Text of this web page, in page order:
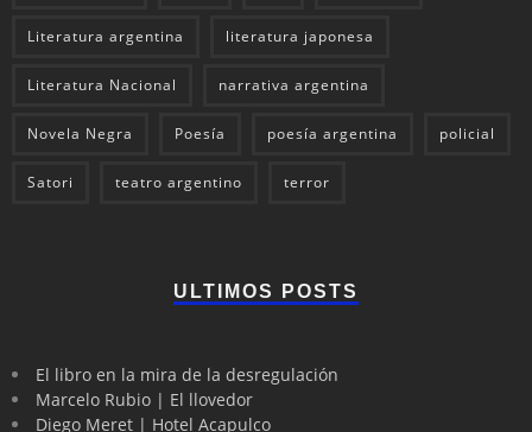
Literatura argentina literatura japonesa
Literatura Nacional narrativa argentina
Novela Negra Poesía poesía argentina policial
Satori teatro argentino terror
ULTIMOS POSTS
El libro en la mira de la desregulación
Marcelo Rubio | El llovedor
Diego Meret | Hotel Acapulco